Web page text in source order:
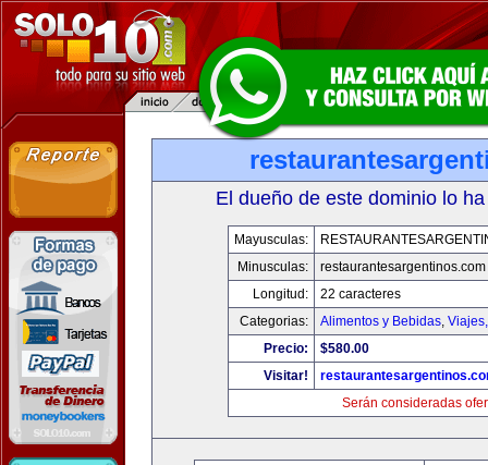
El dueño de este dominio lo
Mayusculas:
Minusculas:
restaurantesargentinos.com
Longitud:
22 caracteres
Categorias:
Alimentos y Bebidas,
Precio:
$580.00
Visitar!
Serán consideradas